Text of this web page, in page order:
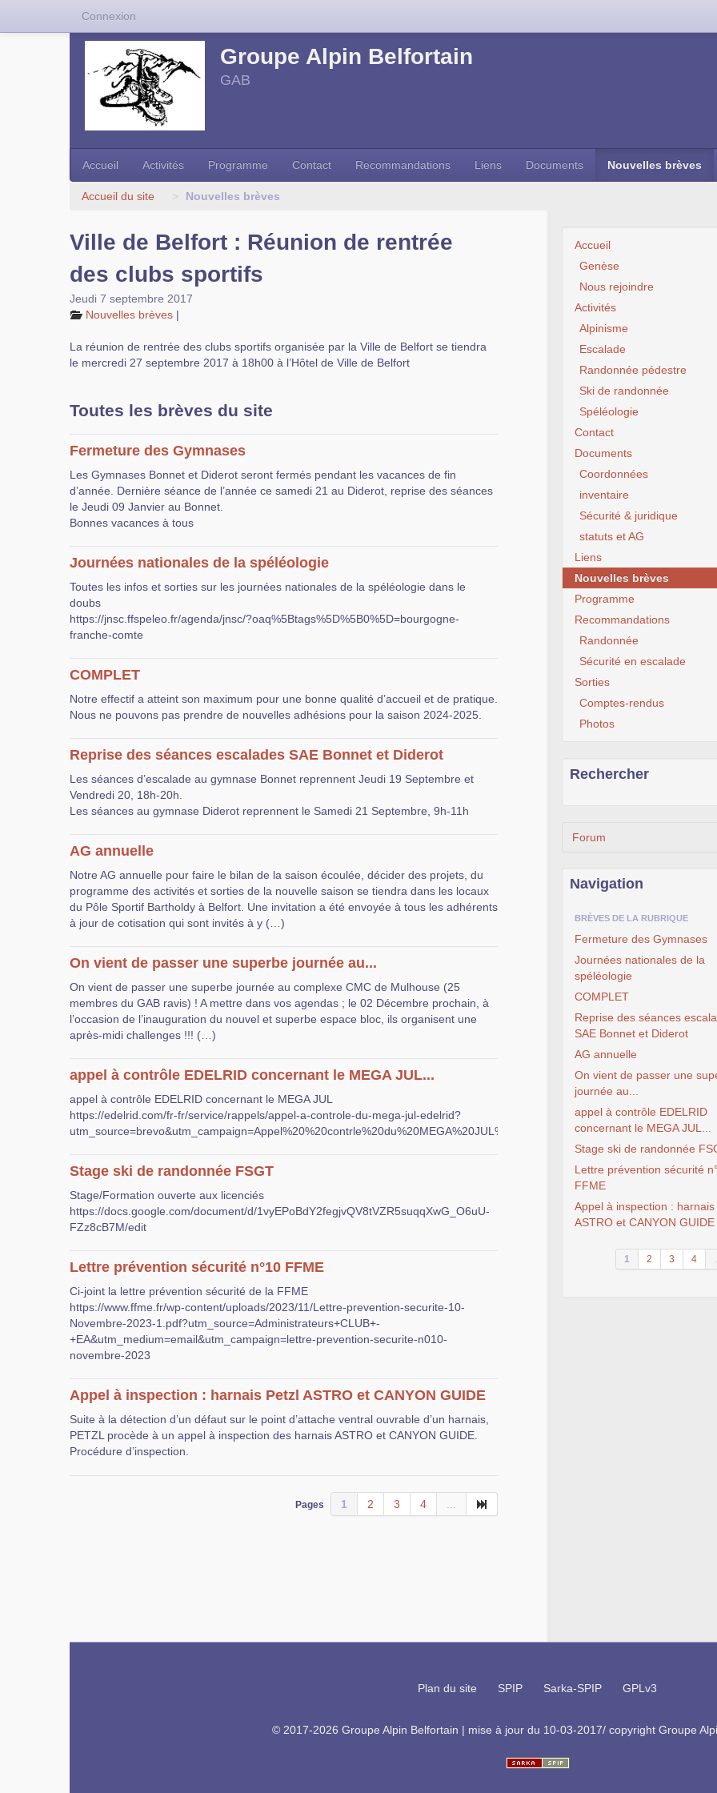
Groupe Alpin Belfortain
GAB
Accueil Activités Programme Contact Recommandations Liens Documents Nouvelles brèves
Accueil du site > Nouvelles brèves
Ville de Belfort : Réunion de rentrée
des clubs sportifs
Jeudi 7 septembre 2017
Nouvelles brèves |
La réunion de rentrée des clubs sportifs organisée par la Ville de Belfort se tiendra
le mercredi 27 septembre 2017 à 18h00 à l’Hôtel de Ville de Belfort
Toutes les brèves du site
Fermeture des Gymnases
Les Gymnases Bonnet et Diderot seront fermés pendant les vacances de fin
d’année. Dernière séance de l’année ce samedi 21 au Diderot, reprise des séances
le Jeudi 09 Janvier au Bonnet.
Bonnes vacances à tous
Journées nationales de la spéléologie
Toutes les infos et sorties sur les journées nationales de la spéléologie dans le
doubs
https://jnsc.ffspeleo.fr/agenda/jnsc/?oaq%5Btags%5D%5B0%5D=bourgogne-
franche-comte
COMPLET
Notre effectif a atteint son maximum pour une bonne qualité d’accueil et de pratique.
Nous ne pouvons pas prendre de nouvelles adhésions pour la saison 2024-2025.
Reprise des séances escalades SAE Bonnet et Diderot
Les séances d’escalade au gymnase Bonnet reprennent Jeudi 19 Septembre et
Vendredi 20, 18h-20h.
Les séances au gymnase Diderot reprennent le Samedi 21 Septembre, 9h-11h
AG annuelle
Notre AG annuelle pour faire le bilan de la saison écoulée, décider des projets, du
programme des activités et sorties de la nouvelle saison se tiendra dans les locaux
du Pôle Sportif Bartholdy à Belfort. Une invitation a été envoyée à tous les adhérents
à jour de cotisation qui sont invités à y (…)
On vient de passer une superbe journée au...
On vient de passer une superbe journée au complexe CMC de Mulhouse (25
membres du GAB ravis) ! A mettre dans vos agendas ; le 02 Décembre prochain, à
l’occasion de l’inauguration du nouvel et superbe espace bloc, ils organisent une
après-midi challenges !!! (…)
appel à contrôle EDELRID concernant le MEGA JUL...
appel à contrôle EDELRID concernant le MEGA JUL
https://edelrid.com/fr-fr/service/rappels/appel-a-controle-du-mega-jul-edelrid?
utm_source=brevo&utm_campaign=Appel%20%20contrle%20du%20MEGA%20JUL%20dEDLERID&utm_medium=email
Stage ski de randonnée FSGT
Stage/Formation ouverte aux licenciés
https://docs.google.com/document/d/1vyEPoBdY2fegjvQV8tVZR5suqqXwG_O6uU-
FZz8cB7M/edit
Lettre prévention sécurité n°10 FFME
Ci-joint la lettre prévention sécurité de la FFME
https://www.ffme.fr/wp-content/uploads/2023/11/Lettre-prevention-securite-10-
Novembre-2023-1.pdf?utm_source=Administrateurs+CLUB+-
+EA&utm_medium=email&utm_campaign=lettre-prevention-securite-n010-
novembre-2023
Appel à inspection : harnais Petzl ASTRO et CANYON GUIDE
Suite à la détection d’un défaut sur le point d’attache ventral ouvrable d’un harnais,
PETZL procède à un appel à inspection des harnais ASTRO et CANYON GUIDE.
Procédure d’inspection.
Pages 1 2 3 4
Accueil
Genèse
Nous rejoindre
Activités
Alpinisme
Escalade
Randonnée pédestre
Ski de randonnée
Spéléologie
Contact
Documents
Coordonnées
inventaire
Sécurité & juridique
statuts et AG
Liens
Nouvelles brèves
Programme
Recommandations
Randonnée
Sécurité en escalade
Sorties
Comptes-rendus
Photos
Rechercher
Forum
Navigation
BRÈVES DE LA RUBRIQUE
Fermeture des Gymnases
Journées nationales de la
spéléologie
COMPLET
Reprise des séances
SAE Bonnet et Diderot
AG annuelle
On vient de passer une
journée au...
appel à contrôle EDELRID
concernant le MEGA JUL...
Stage ski de randonnée
Lettre prévention sécurité
FFME
Appel à inspection : harnais
ASTRO et CANYON GUIDE
1 2 3 4
Plan du site SPIP Sarka-SPIP GPLv3
© 2017-2026 Groupe Alpin Belfortain | mise à jour du 10-03-2017/ copyright Groupe
Connexion